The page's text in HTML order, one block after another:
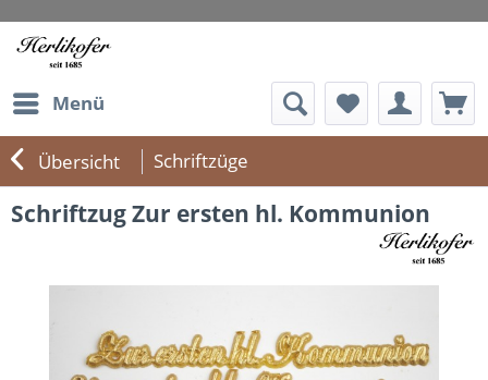
Menü
Übersicht Schriftzüge
Schriftzug Zur ersten hl. Kommunion